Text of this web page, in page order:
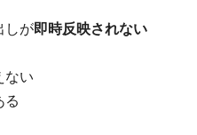
しが即時反映されない
ない
る